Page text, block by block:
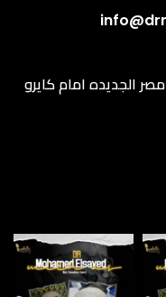
روكسي مصر الجديده امام كايرو